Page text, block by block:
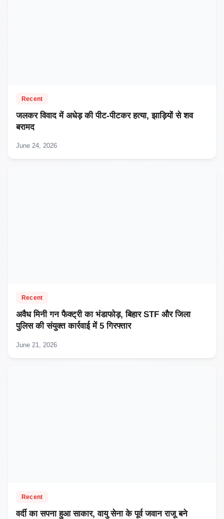
Recent
जलकर विवाद में अधेड़ की पीट-पीटकर हत्या, झाड़ियों से शव
बरामद
June 24, 2026
Recent
अवैध मिनी गन फैक्ट्री का भंडाफोड़, बिहार STF और जिला
पुलिस की संयुक्त कार्रवाई में 5 गिरफ्तार
June 21, 2026
Recent
वर्दी का सपना हुआ साकार, वायु सेना के पूर्व जवान राजू बने